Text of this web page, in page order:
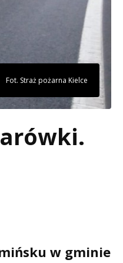
Fot. Straż pożarna Kielce
w gminie